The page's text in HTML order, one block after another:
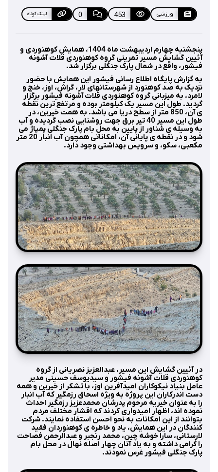
ورزشی 453
0 لینک کوتاه
پنجشنبه چهارم اردیبهشت ماه 1404، همایش کوهنوردی و
آئیین گشایش مسیر تمرینی گروه کوهنوردی قلات آشونه
فیشور، واقع در شمال پارک جنگلی برگزار شد.
به گزارش پایگاه اطلاع رسانی فیشور این همایش با حضور
نزدیک به صد کوهنورد از شهرستانهای لار، گراش، اوز، خنج و
لامرد، به میزبانی گروه کوهنوردی قلات آشونه فیشور برگزار
گردید. طول این مسیر یک کیلومتر بوده و مرتفع ترین نقطه
ی آن، 850 متر از سطح دریا می باشد. به همت خیرین، در
طول این مسیر 40 تیر برق جهت روشنایی نصب گردیده و آب
به وسیله ی شناور از پایین به محل بام پارک جنگلی پمپاژ می
شود و در نقطه ی پایانی آن، امکاناتی همچون آب انبار 20 متر
مکعبی، سکو، و سرویس بهداشتی وجود دارد.
در آئیین گشایش این مسیر، عبدالعزیز نصریانی از گروه
کوهنوردی قلات آشونه فیشور و سیدیوسف حسینی مدیر
عامل بنیاد نیکوکاران امیدآفرین اوز، با تشکر از خیرین و همه
دست اندرکاران این پروژه به ویژه اسحاق رزمگیر که آب انبار
را به عنوان خیریه مرحوم پدرشان محمدعزیز رزمگیر احداث
نموده اند، اظهار امیدواری کردند که اقشار مختلف مردم
بتوانند از این امکانات به نحو احسن استفاده نمایند. شرکت
کنندگان در این همایش، یاد و خاطره ی کوهنوردان فقید
لارستانی، سارا خوشه چین، محمد رنجبر و عبدالرحمن فصاحت
را گرامی داشته و به یاد آنان چهار اصله نهال در محل بام
پارک جنگلی فیشور غرس نمودند.